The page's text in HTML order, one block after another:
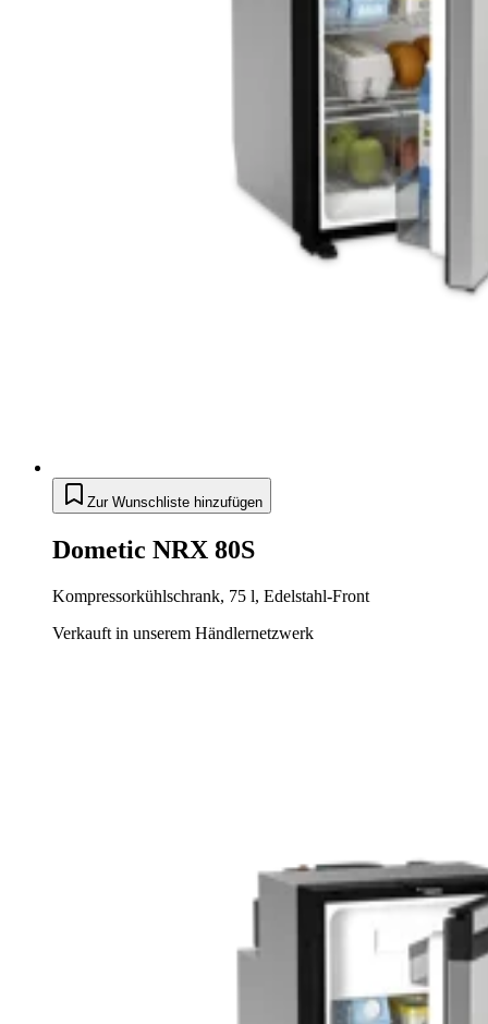
Zur Wunschliste hinzufügen
Dometic NRX 80S
Kompressorkühlschrank, 75 l, Edelstahl-Front
Verkauft in unserem Händlernetzwerk